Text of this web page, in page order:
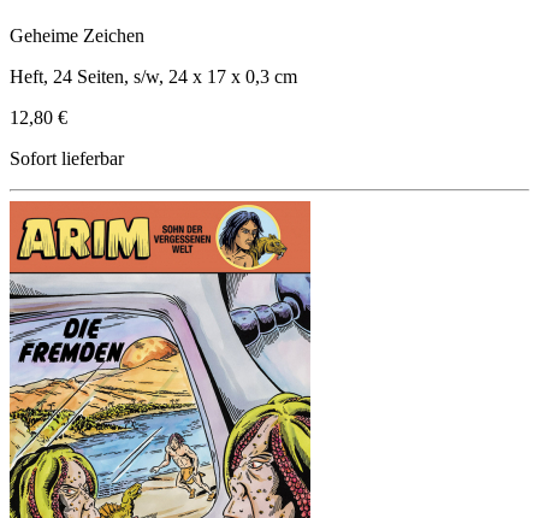
Geheime Zeichen
Heft, 24 Seiten, s/w, 24 x 17 x 0,3 cm
12,80 €
Sofort lieferbar